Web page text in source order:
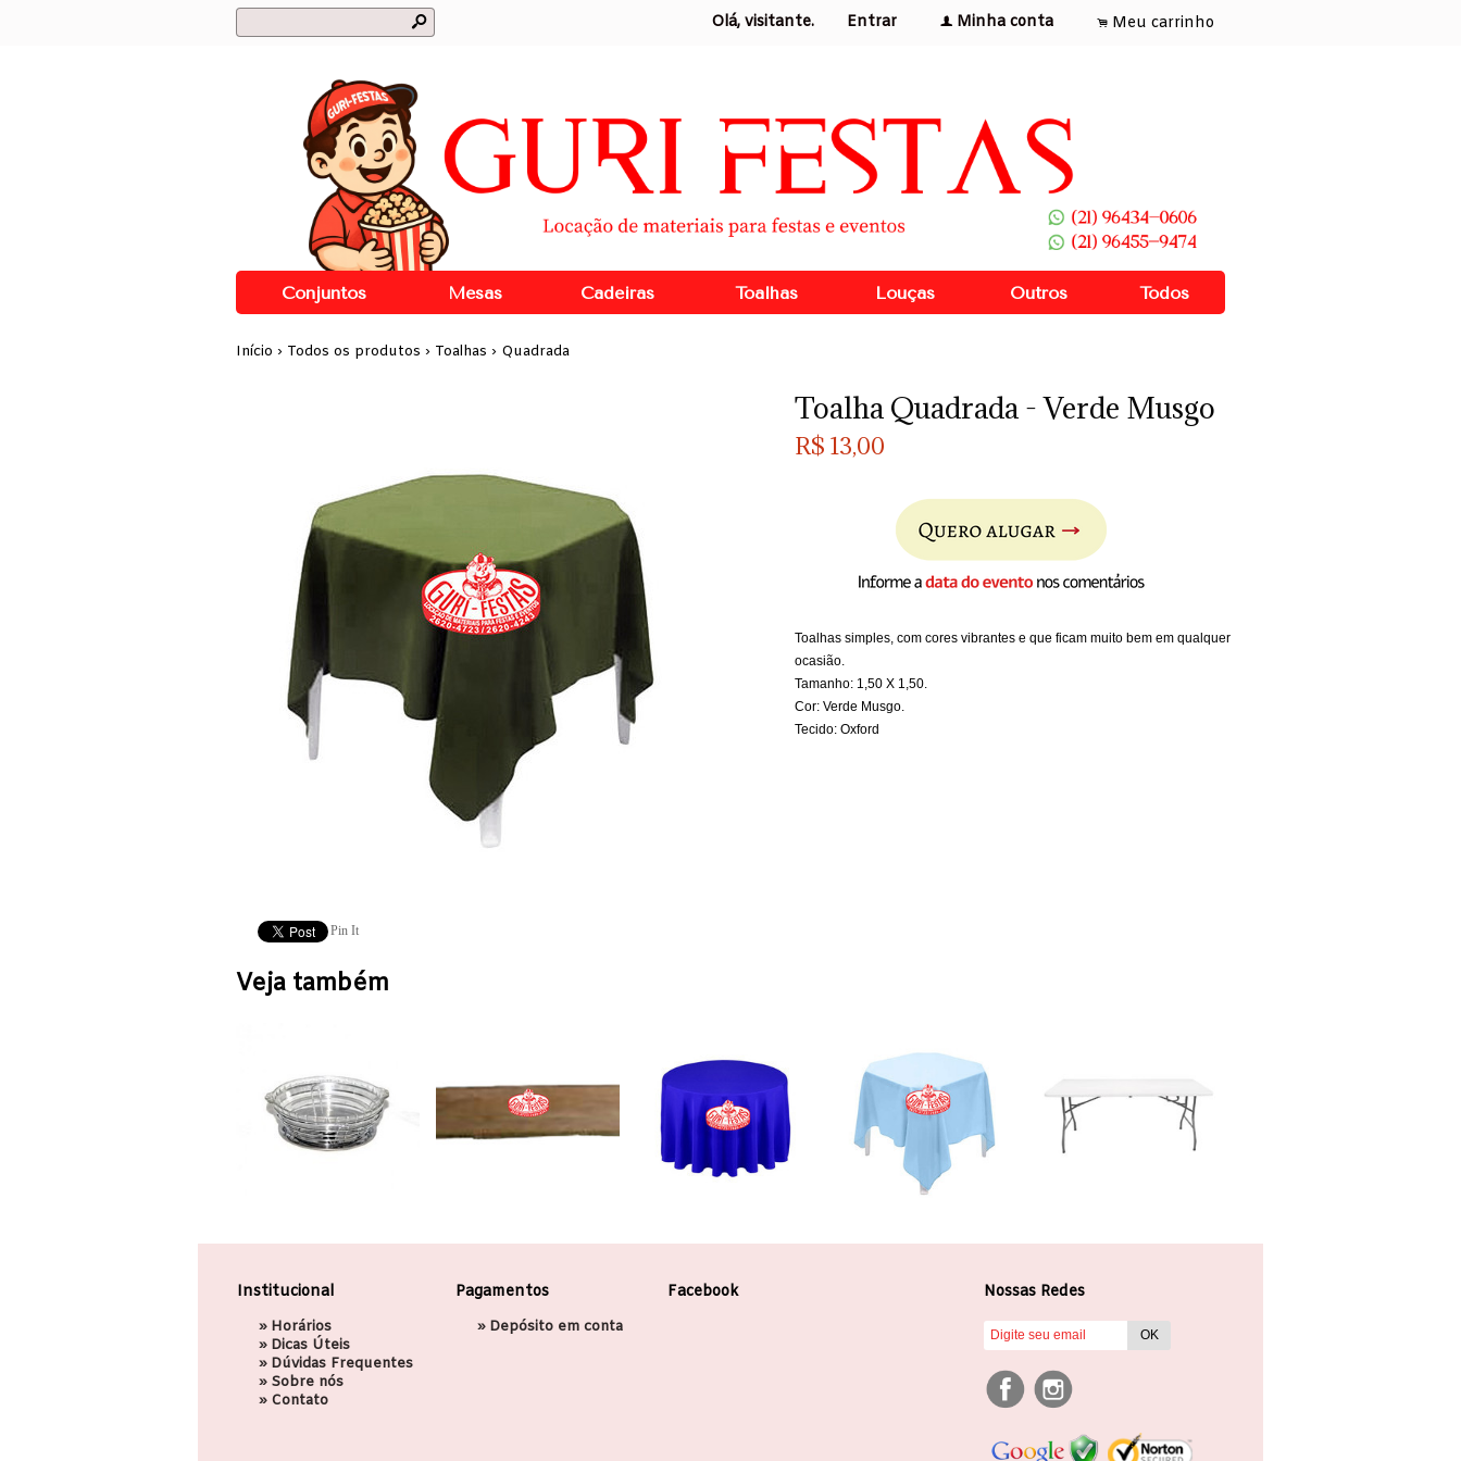
s Olá, visitante. Entrar f Minha conta . Meu carrinho
Conjuntos Mesas Cadeiras Toalhas Louças Outros Todos
Início › Todos os produtos › Toalhas › Quadrada
Pin It
Toalha Quadrada - Verde Musgo
R$ 13,00
Toalhas simples, com cores vibrantes e que ficam muito bem em qualquer
ocasião.
Tamanho: 1,50 X 1,50.
Cor: Verde Musgo.
Tecido: Oxford
Veja também
Institucional
» Horários
» Dicas Úteis
» Dúvidas Frequentes
» Sobre nós
» Contato
Pagamentos
» Depósito em conta
Facebook Nossas Redes